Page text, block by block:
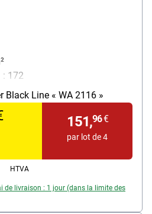
: 172
: 2500 feuille(s)
Black Line « WA 2116 »
151,96€
par lot de 4
HTVA
de livraison : 1 jour (dans la limite des